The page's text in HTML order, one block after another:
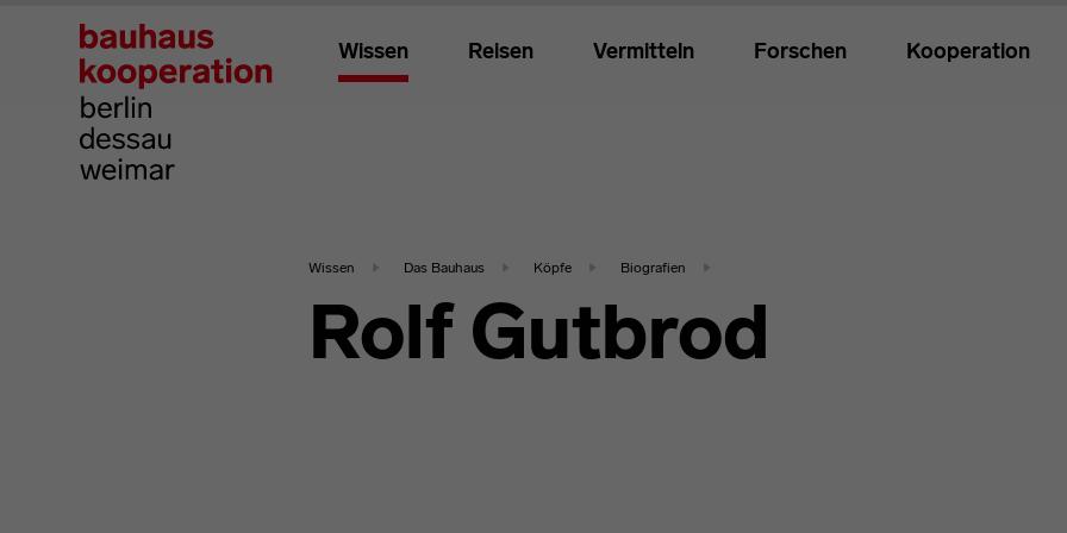
Wissen Reisen Vermitteln Forschen Kooperation
Wissen Das Bauhaus Köpfe Biografien
Rolf Gutbrod